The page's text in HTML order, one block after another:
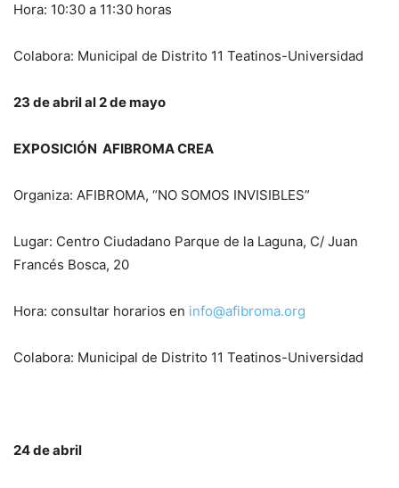
Hora: 10:30 a 11:30 horas
Colabora: Municipal de Distrito 11 Teatinos-Universidad
23 de abril al 2 de mayo
EXPOSICIÓN AFIBROMA CREA
Organiza: AFIBROMA, “NO SOMOS INVISIBLES”
Lugar: Centro Ciudadano Parque de la Laguna, C/ Juan
Francés Bosca, 20
Hora: consultar horarios en info@afibroma.org
Colabora: Municipal de Distrito 11 Teatinos-Universidad
24 de abril